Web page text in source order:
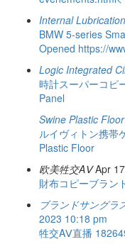
Internal
BMW 5-series
Opened https://
Logic Integrated
時計スーパーコピ
Panel
Swine Plastic Floor
ルイヴィトン携帯
Plastic Floor
欧美牲交AⅤ Apr
財布コピーブラン
ブランドサングラ
2023 10:18 pm
牲交AⅤ直播